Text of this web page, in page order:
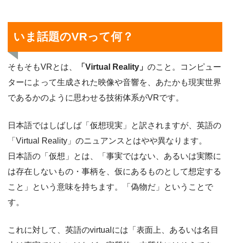
いま話題のVRって何？
そもそもVRとは、 「Virtual Reality」 のこと。コンピュー
ターによって生成された映像や音響を、あたかも現実世界
であるかのように思わせる技術体系がVRです。
日本語ではしばしば「仮想現実」と訳されますが、英語の
「Virtual Reality」のニュアンスとはやや異なります。
日本語の「仮想」とは、「事実ではない、あるいは実際に
は存在しないもの・事柄を、仮にあるものとして想定する
こと」という意味を持ちます。「偽物だ」ということで
す。
これに対して、英語のvirtualには「表面上、あるいは名目